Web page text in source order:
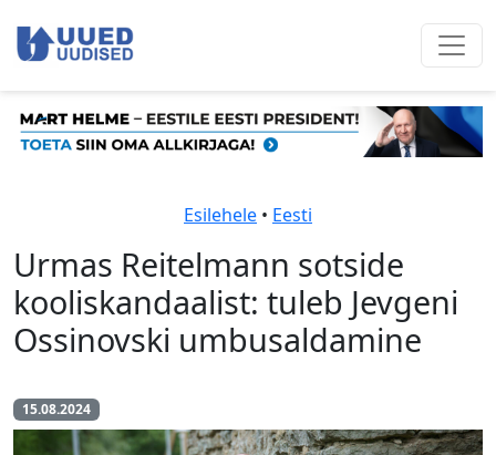
Esilehele • Eesti
Urmas Reitelmann sotside
kooliskandaalist: tuleb Jevgeni
Ossinovski umbusaldamine
15.08.2024